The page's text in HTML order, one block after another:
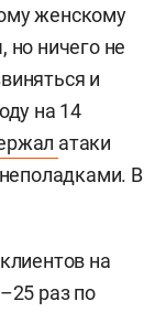
женскому
но ничего не
и
на 14
атаки
В
на
раз по